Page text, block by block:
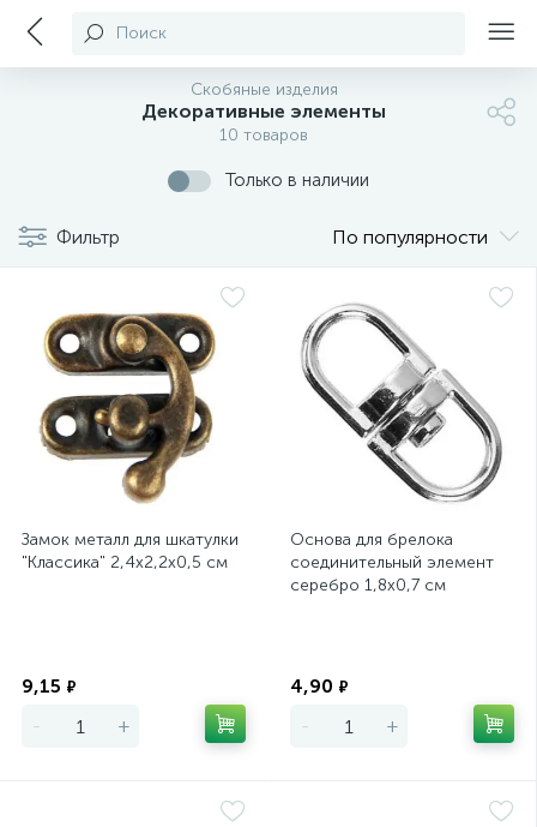
Поиск
Скобяные изделия
Декоративные элементы
10 товаров
Только в наличии
Фильтр По популярности
Замок металл для шкатулки
"Классика" 2,4х2,2х0,5 см
9,15 ₽
- +
Основа для брелока
соединительный элемент
серебро 1,8х0,7 см
4,90 ₽
- +